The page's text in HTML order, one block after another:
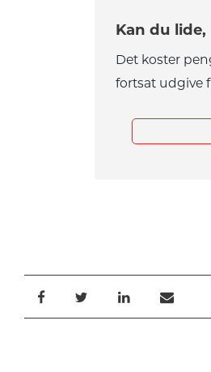
Kan du
Det koster
fortsat udgive